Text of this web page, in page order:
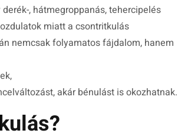
, hátmegroppanás, tehercipelés
miatt a csontritkulás
nemcsak folyamatos fájdalom, hanem
akár bénulást is okozhatnak.